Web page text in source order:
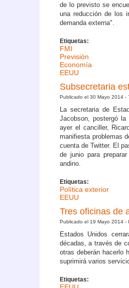
de lo previsto se
una reducción de los
demanda externa".
Etiquetas:
FMI
Previsión
Economía
EEUU
Subsecretaria
Publicado el 30 Mayo 2014 -
La secretaria de
Jacobson, postergó
ayer el canciller,
manifiesta problemas
cuenta de Twitter. El
de junio para
andino.
Etiquetas:
Política exterior
EEUU
Tres oficinas de
Publicado el 19 Mayo 2014 -
Estados Unidos
décadas, a través de
otras deberán hacerlo
suprimirá varios
Etiquetas: